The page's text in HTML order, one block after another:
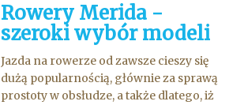
Rowery Merida -
szeroki wybór modeli
Jazda na rowerze od zawsze cieszy się
dużą popularnością, głównie za sprawą
prostoty w obsłudze, a także dlatego, iż